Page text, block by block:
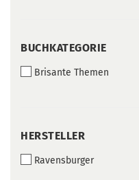
BUCHKATEGORIE
BUCHKATEGORIE
Brisante Themen
HERSTELLER
HERSTELLER
Ravensburger